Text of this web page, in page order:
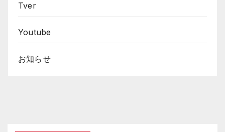
Tver
Youtube
お知らせ